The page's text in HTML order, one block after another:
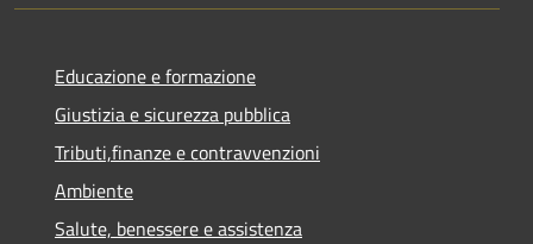
Educazione e formazione
Giustizia e sicurezza pubblica
Tributi,finanze e contravvenzioni
Ambiente
Salute, benessere e assistenza